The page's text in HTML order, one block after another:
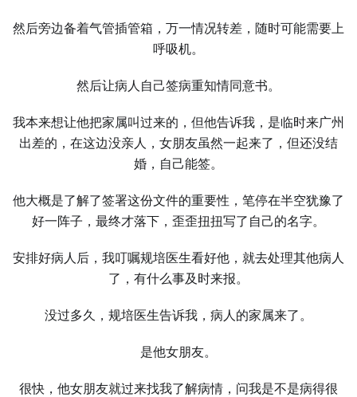
然后旁边备着气管插管箱，万一情况转差，随时可能需要上
呼吸机。
然后让病人自己签病重知情同意书。
我本来想让他把家属叫过来的，但他告诉我，是临时来广州
出差的，在这边没亲人，女朋友虽然一起来了，但还没结
婚，自己能签。
他大概是了解了签署这份文件的重要性，笔停在半空犹豫了
好一阵子，最终才落下，歪歪扭扭写了自己的名字。
安排好病人后，我叮嘱规培医生看好他，就去处理其他病人
了，有什么事及时来报。
没过多久，规培医生告诉我，病人的家属来了。
是他女朋友。
很快，他女朋友就过来找我了解病情，问我是不是病得很